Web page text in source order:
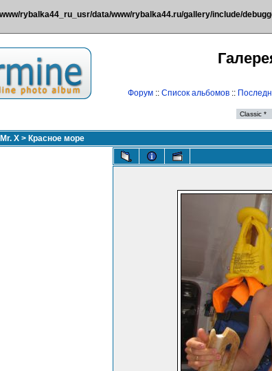
rybalka44_ru_usr/data/www/rybalka44.ru/gallery/include/
Форум:: Список альбомов::
Mr. X > Красное море